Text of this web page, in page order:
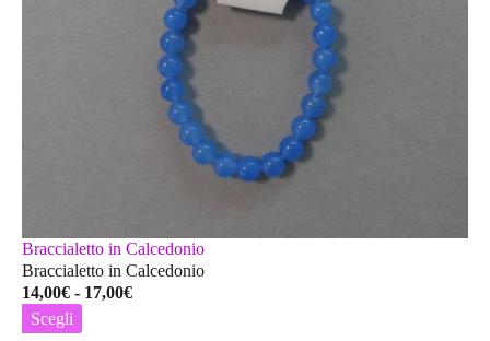
Braccialetto in Calcedonio
Braccialetto in Calcedonio
14,00€ - 17,00€Fascia
Scegli